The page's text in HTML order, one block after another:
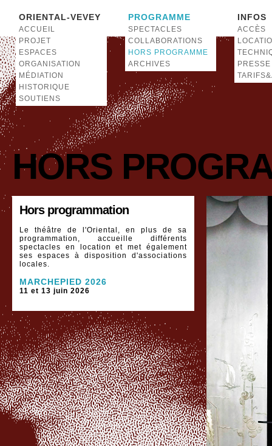
ORIENTAL-VEVEY
ACCUEIL
PROJET
ESPACES
ORGANISATION
MÉDIATION
HISTORIQUE
SOUTIENS
PROGRAMME
SPECTACLES
COLLABORATIONS
HORS PROGRAMME
ARCHIVES
INFOS
ACCÈS
PRESSE
HORS
Hors programmation
Le théâtre de l'Oriental, en plus de sa
programmation, accueille différents
spectacles en location et met également
ses espaces à disposition d'associations
locales.
MARCHEPIED 2026
11 et 13 juin 2026